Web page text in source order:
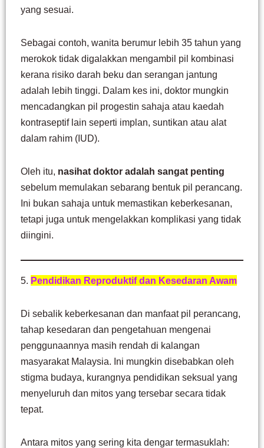
yang sesuai.
Sebagai contoh, wanita berumur lebih 35 tahun yang
merokok tidak digalakkan mengambil pil kombinasi
kerana risiko darah beku dan serangan jantung
adalah lebih tinggi. Dalam kes ini, doktor mungkin
mencadangkan pil progestin sahaja atau kaedah
kontraseptif lain seperti implan, suntikan atau alat
dalam rahim (IUD).
Oleh itu, nasihat doktor adalah sangat penting
sebelum memulakan sebarang bentuk pil perancang.
Ini bukan sahaja untuk memastikan keberkesanan,
tetapi juga untuk mengelakkan komplikasi yang tidak
diingini.
5. Pendidikan Reproduktif dan Kesedaran Awam
Di sebalik keberkesanan dan manfaat pil perancang,
tahap kesedaran dan pengetahuan mengenai
penggunaannya masih rendah di kalangan
masyarakat Malaysia. Ini mungkin disebabkan oleh
stigma budaya, kurangnya pendidikan seksual yang
menyeluruh dan mitos yang tersebar secara tidak
tepat.
Antara mitos yang sering kita dengar termasuklah: